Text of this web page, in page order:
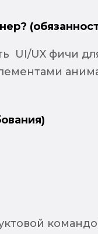
UI/UX фичи